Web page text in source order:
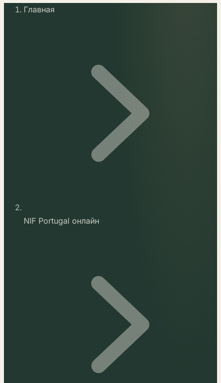
Главная
NIF Portugal онлайн